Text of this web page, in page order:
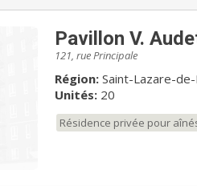
Pavillon V.
121, rue Principale
Région: Saint-Lazare-
Unités:20
Résidence privée pour